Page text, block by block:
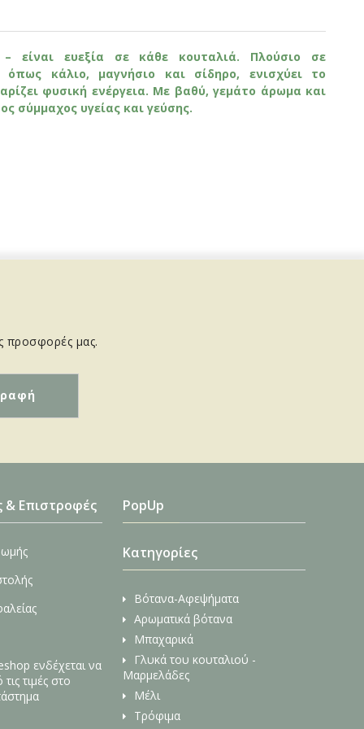
είναι ευεξία σε κάθε κουταλιά. Πλούσιο σε
όπως κάλιο, μαγνήσιο και σίδηρο, ενισχύει το
φυσική ενέργεια. Με βαθύ, γεμάτο άρωμα και
σύμμαχος υγείας και γεύσης.
προσφορές μας.
& Επιστροφές
ενδέχεται να
τιμές στο
PopUp
Κατηγορίες
Βότανα-Αφεψήματα
Αρωματικά βότανα
Μπαχαρικά
Γλυκά του κουταλιού -
Μαρμελάδες
Μέλι
Τρόφιμα